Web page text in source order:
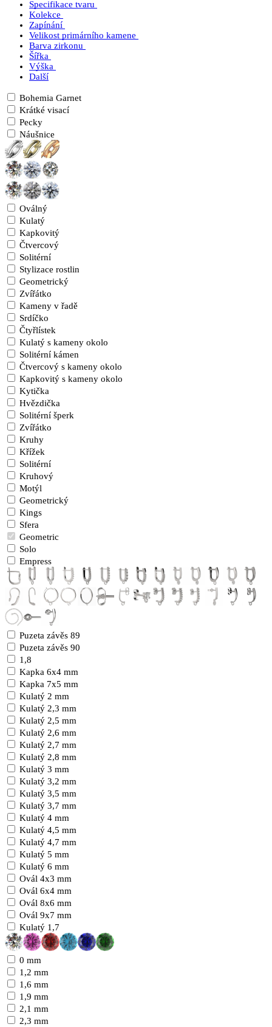
Specifikace tvaru
Kolekce
Zapínání
Velikost primárního kamene
Barva zirkonu
Šířka
Výška
Další
Bohemia Garnet
Krátké visací
Pecky
Náušnice
Oválný
Kulatý
Kapkovitý
Čtvercový
Solitérní
Stylizace rostlin
Geometrický
Zvířátko
Kameny v řadě
Srdíčko
Čtyřlístek
Kulatý s kameny okolo
Solitérní kámen
Čtvercový s kameny okolo
Kapkovitý s kameny okolo
Kytička
Hvězdička
Solitérní šperk
Zvířátko
Kruhy
Křížek
Solitérní
Kruhový
Motýl
Geometrický
Kings
Sfera
Geometric
Solo
Empress
Puzeta závěs 89
Puzeta závěs 90
1,8
Kapka 6x4 mm
Kapka 7x5 mm
Kulatý 2 mm
Kulatý 2,3 mm
Kulatý 2,5 mm
Kulatý 2,6 mm
Kulatý 2,7 mm
Kulatý 2,8 mm
Kulatý 3 mm
Kulatý 3,2 mm
Kulatý 3,5 mm
Kulatý 3,7 mm
Kulatý 4 mm
Kulatý 4,5 mm
Kulatý 4,7 mm
Kulatý 5 mm
Kulatý 6 mm
Ovál 4x3 mm
Ovál 6x4 mm
Ovál 8x6 mm
Ovál 9x7 mm
Kulatý 1,7
0 mm
1,2 mm
1,6 mm
1,9 mm
2,1 mm
2,3 mm